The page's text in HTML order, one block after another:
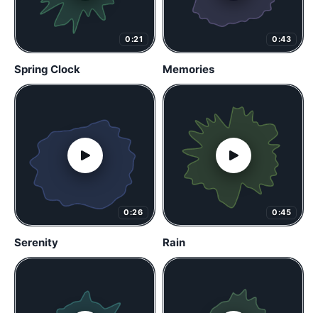
0:21
Spring Clock
0:43
Memories
0:26
Serenity
0:45
Rain